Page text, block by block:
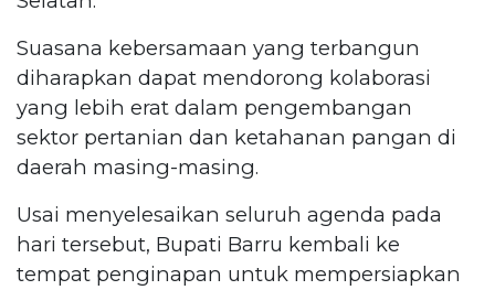
Suasana kebersamaan yang terbangun
diharapkan dapat mendorong kolaborasi
yang lebih erat dalam pengembangan
sektor pertanian dan ketahanan pangan di
daerah masing-masing.
Usai menyelesaikan seluruh agenda pada
hari tersebut, Bupati Barru kembali ke
tempat penginapan untuk mempersiapkan